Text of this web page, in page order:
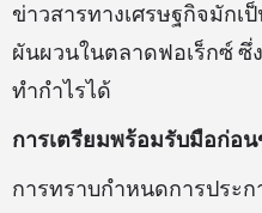
ข่าวสารทางเศรษฐกิจมักเ
ผันผวนในตลาดฟอเร็กซ์ ซึ่
ทำกำไรได้
การเตรียมพร้อมรับมือก่อ
การทราบกำหนดการประ